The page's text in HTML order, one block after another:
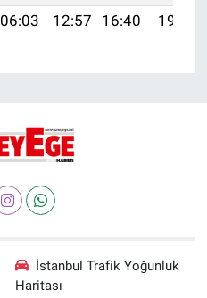
06:03 12:57 16:40 19:40
İstanbul Trafik Yoğunluk
Haritası